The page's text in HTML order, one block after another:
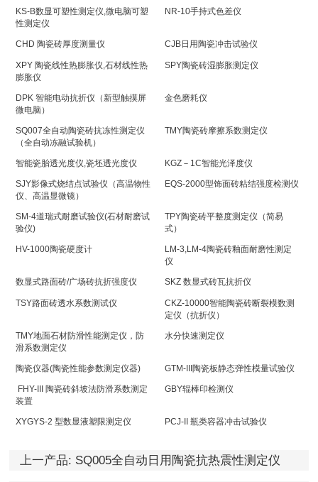
KS-B数显可塑性测定仪,微电脑可塑
性测定仪
NR-10手持式色差仪
CHD 陶瓷砖厚度测量仪 CJB日用陶瓷冲击试验仪
XPY 陶瓷线性热膨胀仪,石材线性热
膨胀仪
SPY陶瓷砖湿膨胀测定仪
DPK 智能电动抗折仪（新型触摸屏
微电脑）
金色磨耗仪
SQ007全自动陶瓷砖抗冻性测定仪
（全自动冻融试验机）
TMY陶瓷砖摩擦系数测定仪
智能瓷胎透光度仪,瓷坯透光度仪 KGZ－1C智能光泽度仪
SJY影像式烧结点试验仪（高温物性
仪、高温显微镜）
EQS-2000型饰面砖粘结强度检测仪
SM-4道瑞式耐磨试验仪(石材耐磨试
验仪)
TPY陶瓷砖平整度测定仪（简易
式）
HV-1000陶瓷硬度计
LM-3,LM-4陶瓷砖釉面耐磨性测定
仪
数显式路面砖/广场砖抗折强度仪 SKZ 数显式砖瓦抗折仪
TSY路面砖透水系数测试仪
CKZ-10000智能陶瓷砖断裂模数测
定仪（抗折仪）
TMY地面石材防滑性能测定仪，防
滑系数测定仪
水分快速测定仪
陶瓷仪器(陶瓷性能参数测定仪器) GTM-III陶瓷板静态弹性模量试验仪
FHY-III 陶瓷砖斜坡法防滑系数测定
装置
GBY辊棒印检测仪
XYGYS-2 型数显液塑限测定仪 PCJ-II 瓶类容器冲击试验仪
上一产品: SQ005全自动日用陶瓷抗热震性测定仪